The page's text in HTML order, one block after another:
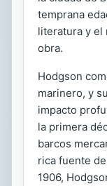
temprana
literatura y el
obra.
Hodgson
marinero, y
impacto
la primera
barcos
rica fuente
1906,